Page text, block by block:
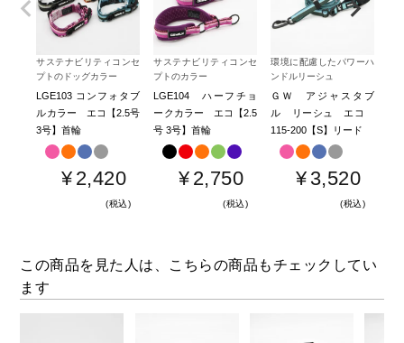
サステナビリティコンセ
プトのドッグカラー
LGE103 コンフォタブ
ルカラー エコ【2.5号
3号】首輪
¥ 2,420
税込
サステナビリティコンセ
プトのカラー
LGE104 ハーフチョ
ークカラー エコ【2.5
号 3号】首輪
¥ 2,750
税込
環境に配慮したパワーハ
ンドルリーシュ
ＧＷ アジャスタブ
ル リーシュ エコ
115-200【S】リード
¥ 3,520
税込
この商品を見た人は、こちらの商品もチェックしてい
ます